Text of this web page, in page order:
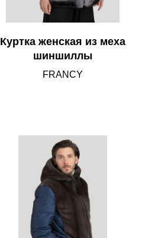
Куртка женская из меха
шиншиллы
FRANCY